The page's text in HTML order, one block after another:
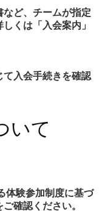
ど、チームが指定
くは「入会案内」
入会手続きを確認
いて
体験参加制度に基づ
確認ください。